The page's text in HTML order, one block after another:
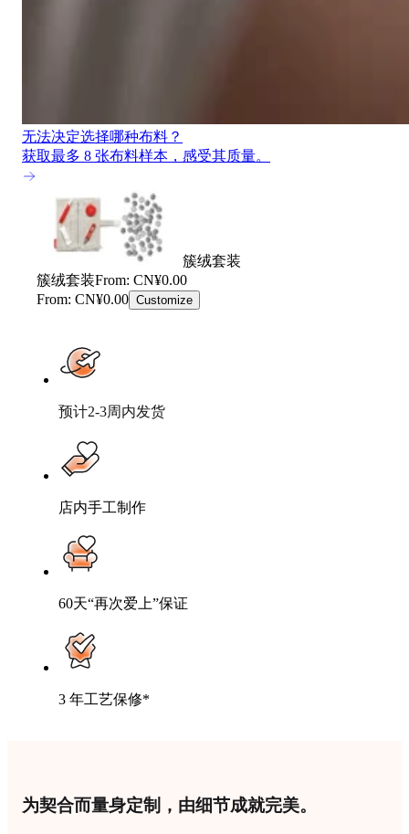
无法决定选择哪种布料？
获取最多 8 张布料样本，感受其质量。
簇绒套装
簇绒套装From: CN¥0.00
From: CN¥0.00 Customize
预计2-3周内发货
店内手工制作
60天“再次爱上”保证
3 年工艺保修*
为契合而量身定制，由细节成就完美。